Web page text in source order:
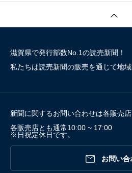
滋賀県で発行部数No.1の読売新聞！
私たちは読売新聞の販売を通じて地
新聞に関するお問い合わせは各販売
各販売店とも通常10:00 ~ 17:00
※日祝定休日です。
 お問い合